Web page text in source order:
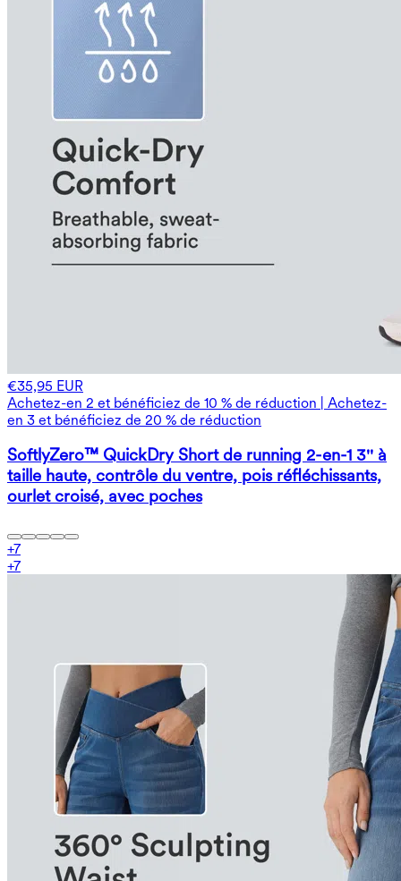
€35,95 EUR
Achetez-en 2 et bénéficiez de 10 % de réduction | Achetez-
en 3 et bénéficiez de 20 % de réduction
SoftlyZero™ QuickDry Short de running 2-en-1 3'' à
taille haute, contrôle du ventre, pois réfléchissants,
ourlet croisé, avec poches
+7
+7